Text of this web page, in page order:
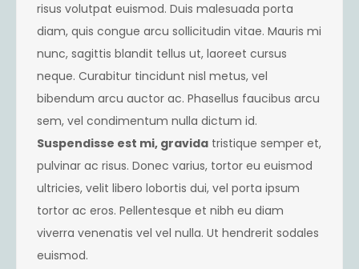
risus volutpat euismod. Duis malesuada porta
diam, quis congue arcu sollicitudin vitae. Mauris mi
nunc, sagittis blandit tellus ut, laoreet cursus
neque. Curabitur tincidunt nisl metus, vel
bibendum arcu auctor ac. Phasellus faucibus arcu
sem, vel condimentum nulla dictum id.
Suspendisse est mi, gravida tristique semper et,
pulvinar ac risus. Donec varius, tortor eu euismod
ultricies, velit libero lobortis dui, vel porta ipsum
tortor ac eros. Pellentesque et nibh eu diam
viverra venenatis vel vel nulla. Ut hendrerit sodales
euismod.